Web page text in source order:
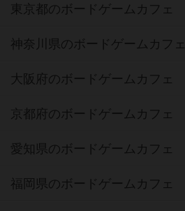
東京都のボードゲームカフェ
神奈川県のボードゲームカフェ
大阪府のボードゲームカフェ
京都府のボードゲームカフェ
愛知県のボードゲームカフェ
福岡県のボードゲームカフェ